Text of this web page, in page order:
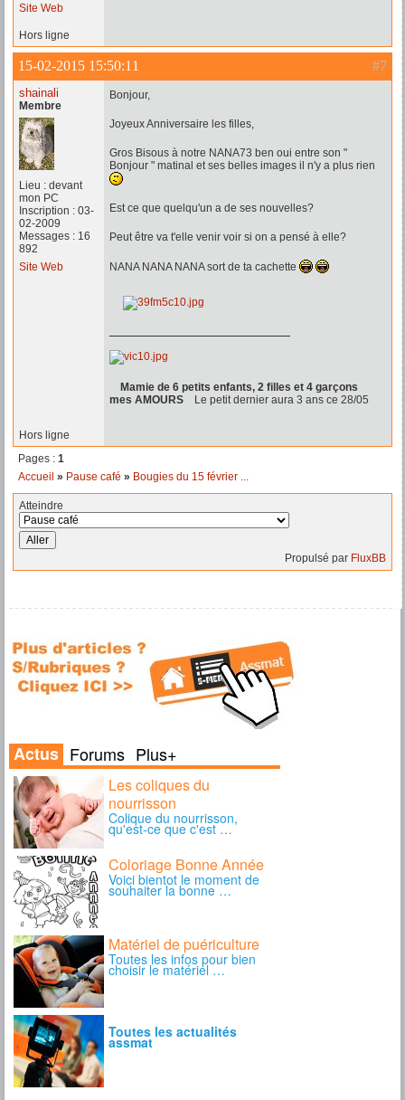
Site Web
Hors ligne
#7
15-02-2015 15:50:11
shainali
Membre
Lieu : devant
mon PC
Inscription : 03-
02-2009
Messages : 16
892
Site Web
Bonjour,
Joyeux Anniversaire les filles,
Gros Bisous à notre NANA73 ben oui entre son "
Bonjour " matinal et ses belles images il n'y a plus rien
Est ce que quelqu'un a de ses nouvelles?
Peut être va t'elle venir voir si on a pensé à elle?
NANA NANA NANA sort de ta cachette
Mamie de 6 petits enfants, 2 filles et 4 garçons
mes AMOURS
Le petit dernier aura 3 ans ce 28/05
Hors ligne
Pages : 1
Accueil » Pause café » Bougies du 15 février ...
Atteindre
Propulsé par FluxBB